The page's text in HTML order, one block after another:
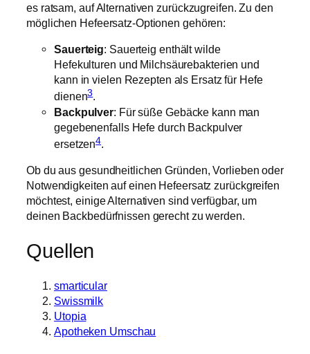
es ratsam, auf Alternativen zurückzugreifen. Zu den
möglichen Hefeersatz-Optionen gehören:
Sauerteig: Sauerteig enthält wilde
Hefekulturen und Milchsäurebakterien und
kann in vielen Rezepten als Ersatz für Hefe
dienen3.
Backpulver: Für süße Gebäcke kann man
gegebenenfalls Hefe durch Backpulver
ersetzen4.
Ob du aus gesundheitlichen Gründen, Vorlieben oder
Notwendigkeiten auf einen Hefeersatz zurückgreifen
möchtest, einige Alternativen sind verfügbar, um
deinen Backbedürfnissen gerecht zu werden.
Quellen
smarticular
Swissmilk
Utopia
Apotheken Umschau